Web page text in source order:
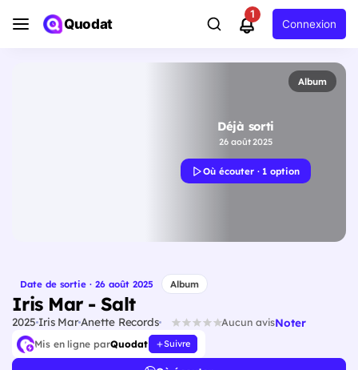
Quodat
1
Connexion
Album
Déjà sorti
26 août 2025
Où écouter · 1 option
Date de sortie · 26 août 2025 Album
Iris Mar - Salt
2025 Iris Mar Anette Records Aucun avisNoter
Mis en ligne parQuodat Suivre